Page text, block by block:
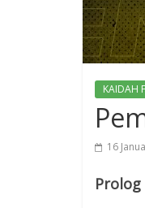
KAIDAH
16
Prolog